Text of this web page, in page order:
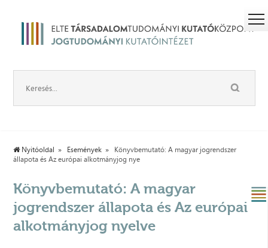
Nyitóoldal Események
Könyvbemutató: A magyar jogrendszer
állapota és Az európai alkotmányjog nye
Könyvbemutató: A magyar
jogrendszer állapota és Az európai
alkotmányjog nyelve